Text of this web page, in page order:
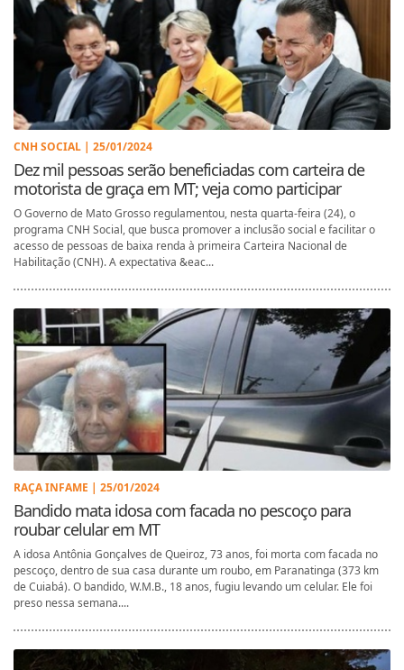
CNH SOCIAL | 25/01/2024
Dez mil pessoas serão beneficiadas com carteira de
motorista de graça em MT; veja como participar
O Governo de Mato Grosso regulamentou, nesta quarta-feira (24), o
programa CNH Social, que busca promover a inclusão social e facilitar o
acesso de pessoas de baixa renda à primeira Carteira Nacional de
Habilitação (CNH). A expectativa &eac...
RAÇA INFAME | 25/01/2024
Bandido mata idosa com facada no pescoço para
roubar celular em MT
A idosa Antônia Gonçalves de Queiroz, 73 anos, foi morta com facada no
pescoço, dentro de sua casa durante um roubo, em Paranatinga (373 km
de Cuiabá). O bandido, W.M.B., 18 anos, fugiu levando um celular. Ele foi
preso nessa semana....